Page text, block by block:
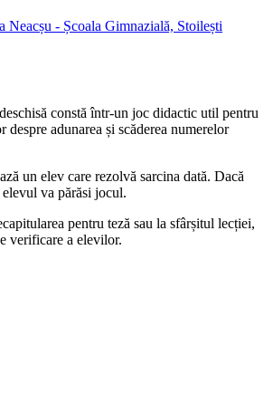
Neacșu - Școala Gimnazială, Stoilești
constă într-un joc didactic util pentru
despre adunarea și scăderea numerelor
un elev care rezolvă sarcina dată. Dacă
va părăsi jocul.
pentru teză sau la sfârșitul lecției,
verificare a elevilor.